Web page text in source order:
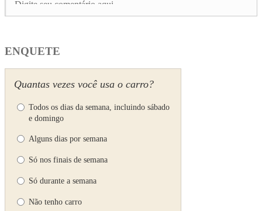
ENQUETE
Quantas vezes você usa o carro?
Todos os dias da semana, incluindo sábado
e domingo
Alguns dias por semana
Só nos finais de semana
Só durante a semana
Não tenho carro